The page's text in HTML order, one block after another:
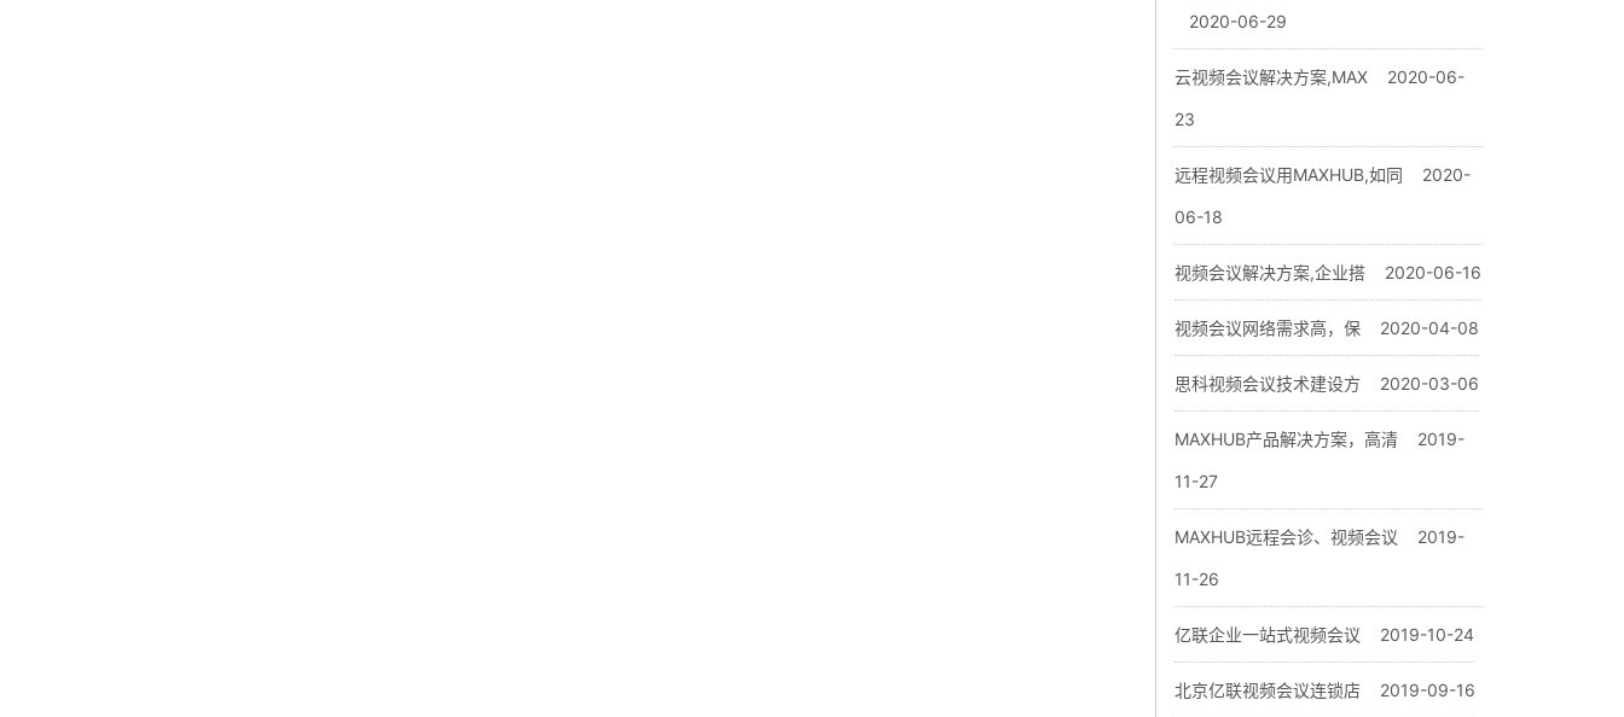
2020-06-29
云视频会议解决方案,MAX 2020-06-
23
远程视频会议用MAXHUB,如同 2020-
06-18
视频会议解决方案,企业搭 2020-06-16
视频会议网络需求高，保 2020-04-08
思科视频会议技术建设方 2020-03-06
MAXHUB产品解决方案，高清 2019-
11-27
MAXHUB远程会诊、视频会议 2019-
11-26
亿联企业一站式视频会议 2019-10-24
北京亿联视频会议连锁店 2019-09-16